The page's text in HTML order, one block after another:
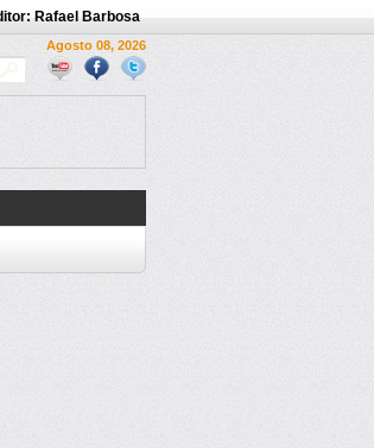
Rafael Barbosa
Agosto 08, 2026